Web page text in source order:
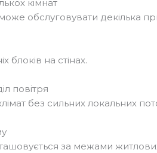
кімнат
обслуговувати декілька
блоків на стінах.
повітря
без сильних локальних
за межами